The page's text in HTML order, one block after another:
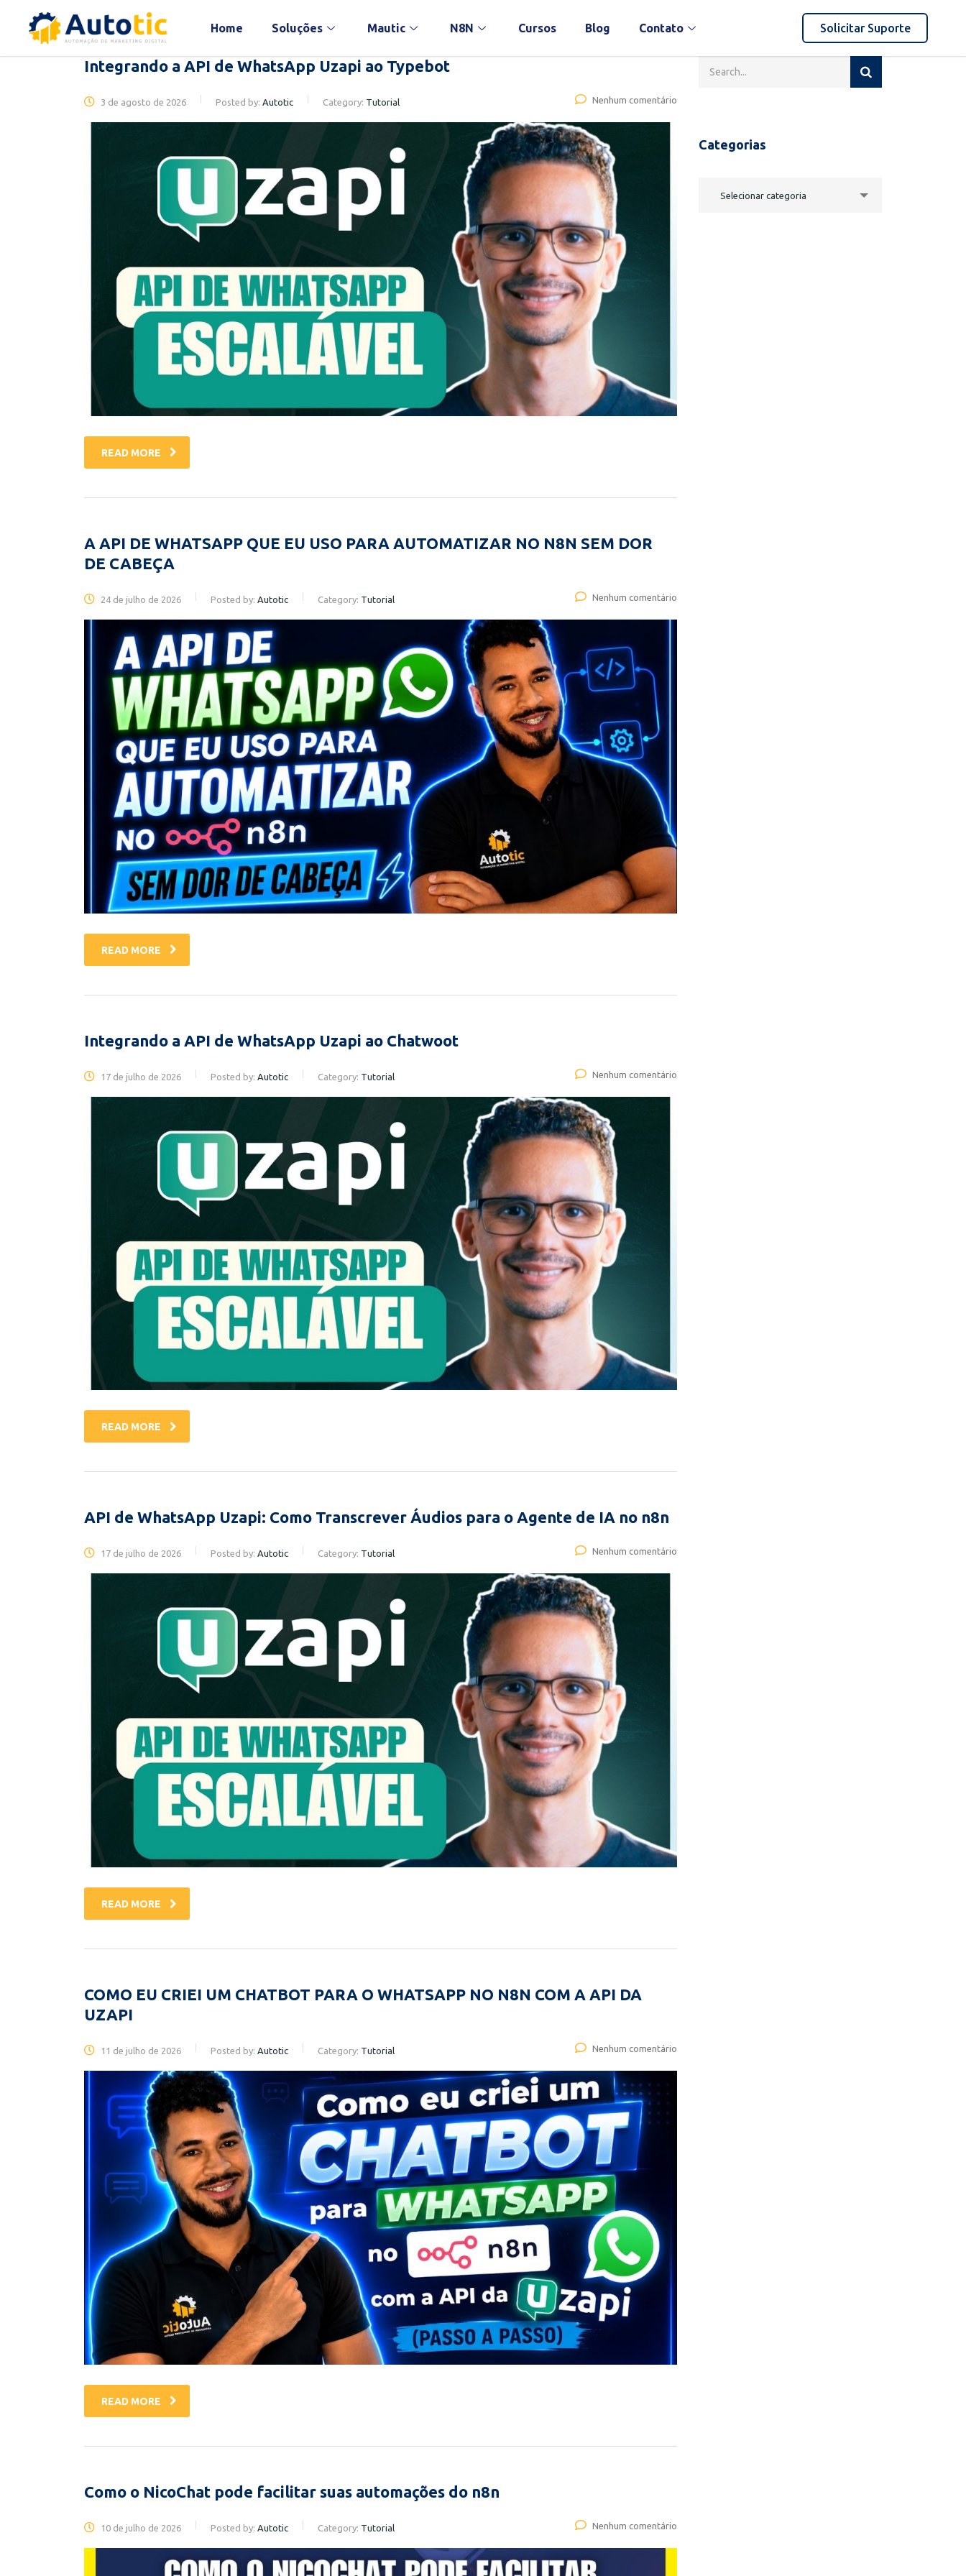
Home Soluções Mautic N8N Cursos Blog Contato Solicitar Suporte
Integrando a API de WhatsApp Uzapi ao Typebot
3 de agosto de 2026 Posted by: Autotic Category: Tutorial Nenhum comentário
READ MORE
A API DE WHATSAPP QUE EU USO PARA AUTOMATIZAR NO N8N SEM DOR
DE CABEÇA
24 de julho de 2026 Posted by: Autotic Category: Tutorial Nenhum comentário
READ MORE
Integrando a API de WhatsApp Uzapi ao Chatwoot
17 de julho de 2026 Posted by: Autotic Category: Tutorial Nenhum comentário
READ MORE
API de WhatsApp Uzapi: Como Transcrever Áudios para o Agente de IA no n8n
17 de julho de 2026 Posted by: Autotic Category: Tutorial Nenhum comentário
READ MORE
COMO EU CRIEI UM CHATBOT PARA O WHATSAPP NO N8N COM A API DA
UZAPI
11 de julho de 2026 Posted by: Autotic Category: Tutorial Nenhum comentário
READ MORE
Como o NicoChat pode facilitar suas automações do n8n
10 de julho de 2026 Posted by: Autotic Category: Tutorial Nenhum comentário
Categorias
Selecionar categoria